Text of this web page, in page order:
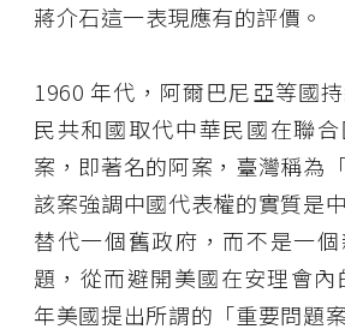
蔣介石這一表現應有的評價。
1960 年代，阿爾巴尼亞等國
民共和國取代中華民國在聯
案，即著名的阿案，臺灣稱為
該案強調中國代表權的實質是
替代一個舊政府，而不是一
題，從而避開美國在安理會
年美國提出所謂的「重要問題